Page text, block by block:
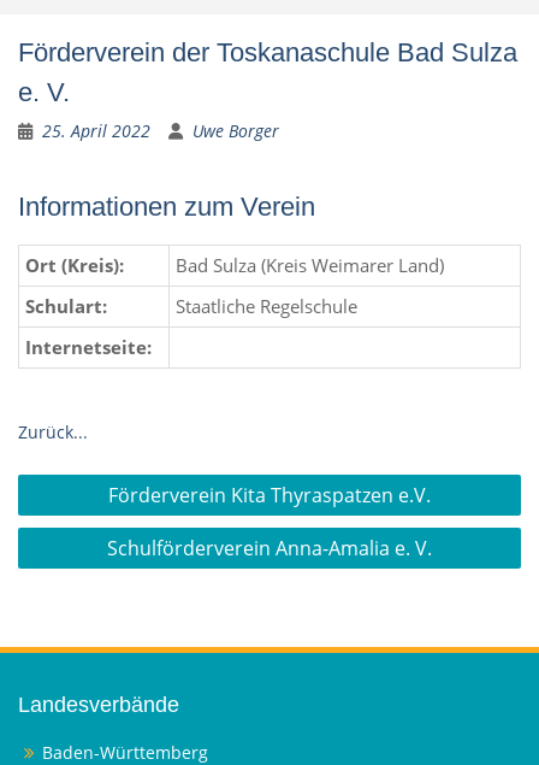
Förderverein der Toskanaschule Bad Sulza
e. V.
25. April 2022 Uwe Borger
Informationen zum Verein
Ort (Kreis):
Bad Sulza (Kreis Weimarer Land)
Schulart:
Staatliche Regelschule
Internetseite:
Zurück...
Beitragsnavigation
Förderverein Kita Thyraspatzen e.V.
Schulförderverein Anna-Amalia e. V.
Landesverbände
Baden-Württemberg